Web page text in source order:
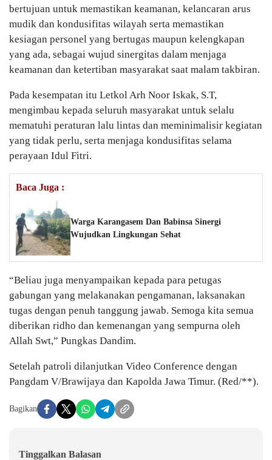
bertujuan untuk memastikan keamanan, kelancaran arus
mudik dan kondusifitas wilayah serta memastikan
kesiagan personel yang bertugas maupun kelengkapan
yang ada, sebagai wujud sinergitas dalam menjaga
keamanan dan ketertiban masyarakat saat malam takbiran.
Pada kesempatan itu Letkol Arh Noor Iskak, S.T,
mengimbau kepada seluruh masyarakat untuk selalu
mematuhi peraturan lalu lintas dan meminimalisir kegiatan
yang tidak perlu, serta menjaga kondusifitas selama
perayaan Idul Fitri.
Baca Juga :
Warga Karangasem Dan Babinsa Sinergi
Wujudkan Lingkungan Sehat
“Beliau juga menyampaikan kepada para petugas
gabungan yang melakanakan pengamanan, laksanakan
tugas dengan penuh tanggung jawab. Semoga kita semua
diberikan ridho dan kemenangan yang sempurna oleh
Allah Swt,” Pungkas Dandim.
Setelah patroli dilanjutkan Video Conference dengan
Pangdam V/Brawijaya dan Kapolda Jawa Timur. (Red/**).
Bagikan
Tinggalkan Balasan